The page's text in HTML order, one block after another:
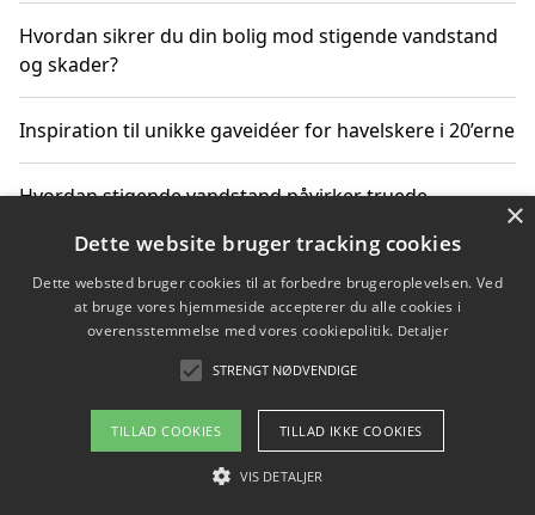
Hvordan sikrer du din bolig mod stigende vandstand
og skader?
Inspiration til unikke gaveidéer for havelskere i 20’erne
Hvordan stigende vandstand påvirker truede
Sådan vælger du de bedste vandrerygsække til
vandreture i Danmark
Copyright 2026 - Pilanto Aps
Om / kontakt
×
Dette website bruger tracking cookies
Dette websted bruger cookies til at forbedre brugeroplevelsen. Ved
at bruge vores hjemmeside accepterer du alle cookies i
overensstemmelse med vores cookiepolitik. Detaljer
STRENGT NØDVENDIGE
TILLAD COOKIES TILLAD IKKE COOKIES
VIS DETALJER